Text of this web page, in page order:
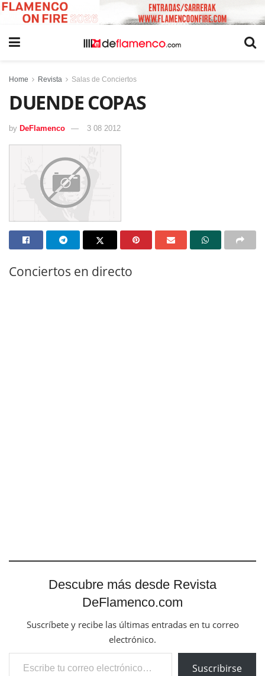
Home Revista Salas de Conciertos
DUENDE COPAS
by DeFlamenco 3 08 2012
Conciertos en directo
Descubre más desde Revista
DeFlamenco.com
Suscríbete y recibe las últimas entradas en tu correo
electrónico.
Escribe tu correo electrónico…
Suscribirse